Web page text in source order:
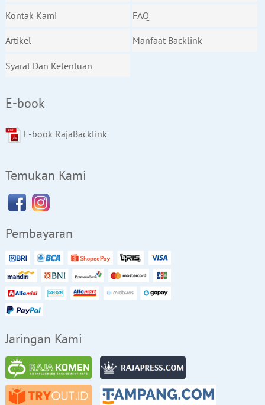
Kontak Kami FAQ
Artikel Manfaat Backlink
Syarat Dan Ketentuan
E-book
E-book RajaBacklink
Temukan Kami
Pembayaran
Jaringan Kami